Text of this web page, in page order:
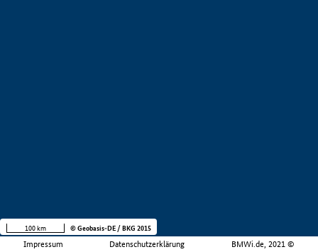
Impressum Datenschutzerklärung BMWi.de, 2021 ©
100 km © Geobasis-DE / BKG 2015